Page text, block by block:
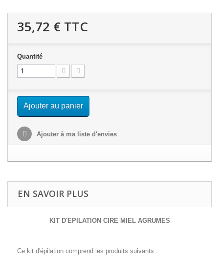
35,72 € TTC
Quantité
Ajouter au panier
Ajouter à ma liste d'envies
EN SAVOIR PLUS
KIT D'EPILATION CIRE MIEL AGRUMES
Ce kit d'épilation comprend les produits suivants :